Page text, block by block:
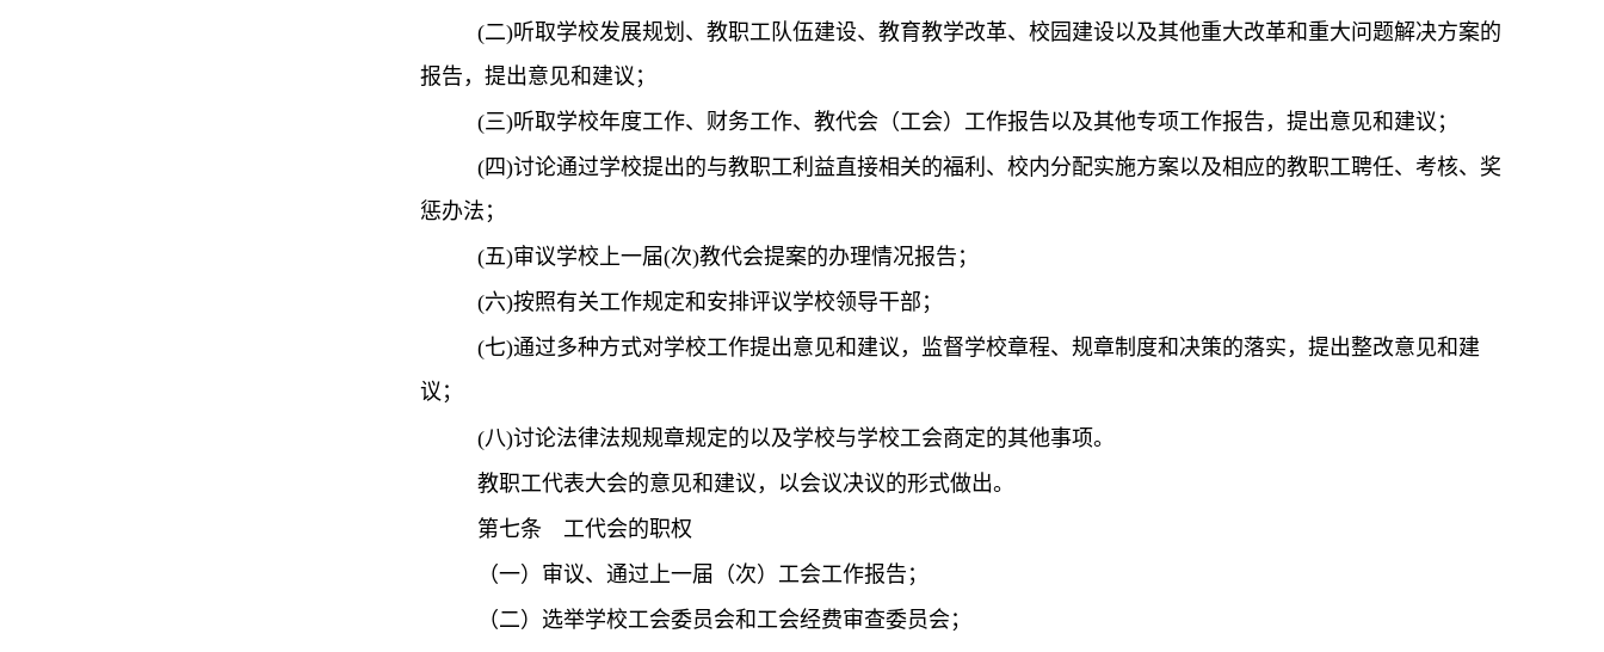
(二)听取学校发展规划、教职工队伍建设、教育教学改革、校园建设以及其他重大改革和重大问题解决方案的
报告，提出意见和建议；
(三)听取学校年度工作、财务工作、教代会（工会）工作报告以及其他专项工作报告，提出意见和建议；
(四)讨论通过学校提出的与教职工利益直接相关的福利、校内分配实施方案以及相应的教职工聘任、考核、奖
惩办法；
(五)审议学校上一届(次)教代会提案的办理情况报告；
(六)按照有关工作规定和安排评议学校领导干部；
(七)通过多种方式对学校工作提出意见和建议，监督学校章程、规章制度和决策的落实，提出整改意见和建
议；
(八)讨论法律法规规章规定的以及学校与学校工会商定的其他事项。
教职工代表大会的意见和建议，以会议决议的形式做出。
第七条 工代会的职权
（一）审议、通过上一届（次）工会工作报告；
（二）选举学校工会委员会和工会经费审查委员会；